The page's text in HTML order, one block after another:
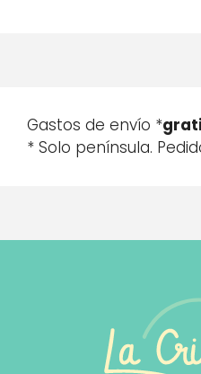
Gastos de envío *
* Solo península.